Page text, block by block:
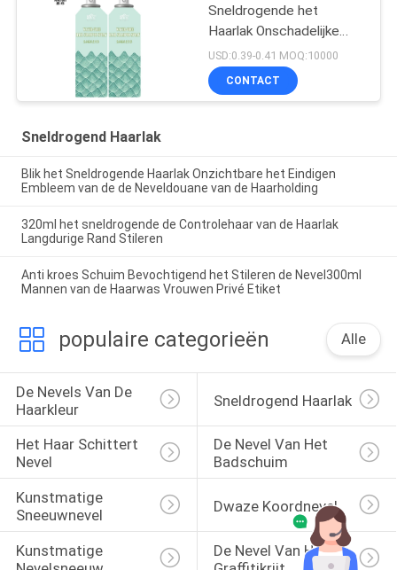
Sneldrogende het
Haarlak Onschadelijke
Transparante Kleur van
Multiscene
USD:0.39-0.41 MOQ:10000
CONTACT
Sneldrogend Haarlak
Blik het Sneldrogende Haarlak Onzichtbare het Eindigen
Embleem van de de Neveldouane van de Haarholding
320ml het sneldrogende de Controlehaar van de Haarlak
Langdurige Rand Stileren
Anti kroes Schuim Bevochtigend het Stileren de Nevel300ml
Mannen van de Haarwas Vrouwen Privé Etiket
populaire categorieën Alle
De Nevels Van De
Haarkleur
Sneldrogend Haarlak
Het Haar Schittert
Nevel
De Nevel Van Het
Badschuim
Kunstmatige
Sneeuwnevel
Dwaze Koordnevel
Kunstmatige
De Nevel Van Het